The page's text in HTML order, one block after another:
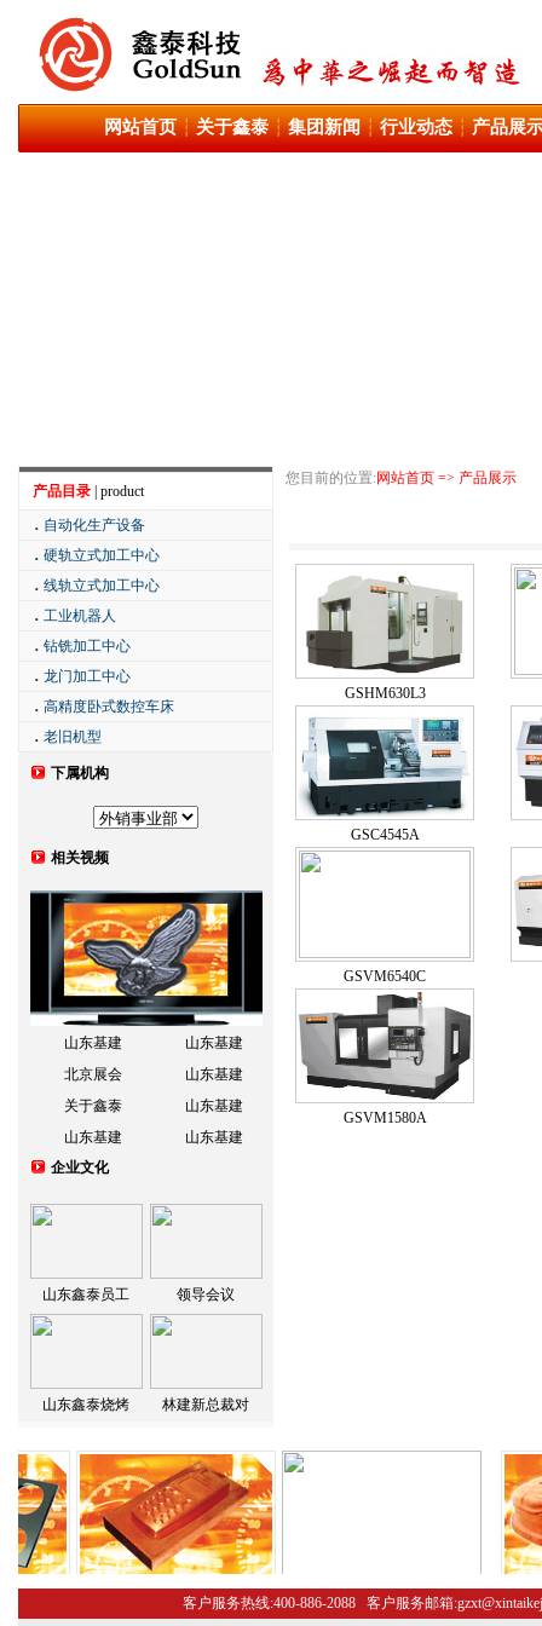
网站首页┆关于鑫泰┆集团新闻┆行业动态┆产品展
产品目录 | product
． 自动化生产设备
． 硬轨立式加工中心
． 线轨立式加工中心
． 工业机器人
． 钻铣加工中心
． 龙门加工中心
． 高精度卧式数控车床
． 老旧机型
下属机构
相关视频
山东基建
北京展会
关于鑫泰
山东基建
山东基建
山东基建
山东基建
山东基建
企业文化
山东鑫泰员工 领导会议
山东鑫泰烧烤 林建新总裁对
您目前的位置:网站首页 => 产品展示
GSHM630L3
GSC4545A
GSVM6540C
GSVM1580A
客户服务热线:400-886-2088 客户服务邮箱